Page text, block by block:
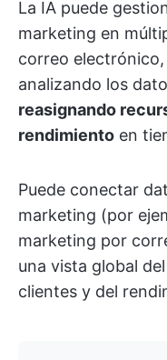
La IA puede
marketing en
correo
analizando los
reasignando
rendimiento en
Puede conectar
marketing (por
marketing por
una vista global
clientes y del